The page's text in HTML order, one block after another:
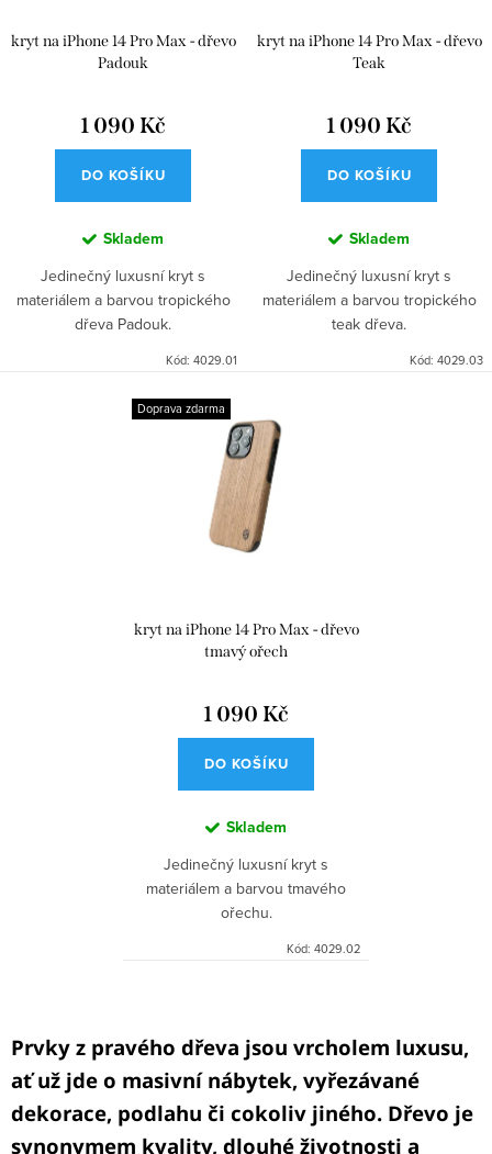
k
u
kryt na iPhone 14 Pro Max - dřevo
Padouk
1 090 Kč
DO KOŠÍKU
Skladem
Jedinečný luxusní kryt s
materiálem a barvou tropického
dřeva Padouk.
Kód: 4029.01
kryt na iPhone 14 Pro Max - dřevo
Teak
1 090 Kč
DO KOŠÍKU
Skladem
Jedinečný luxusní kryt s
materiálem a barvou tropického
teak dřeva.
Kód: 4029.03
Doprava zdarma
kryt na iPhone 14 Pro Max - dřevo
tmavý ořech
1 090 Kč
DO KOŠÍKU
Skladem
Jedinečný luxusní kryt s
materiálem a barvou tmavého
ořechu.
Kód: 4029.02
v
l
á
d
Prvky z pravého dřeva jsou vrcholem luxusu,
ať už jde o masivní nábytek, vyřezávané
dekorace, podlahu či cokoliv jiného. Dřevo je
synonymem kvality, dlouhé životnosti a